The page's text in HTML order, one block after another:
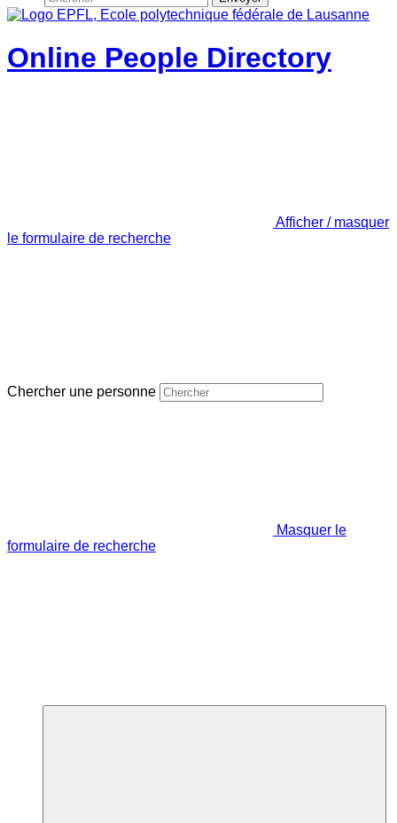
Online People Directory
Afficher / masquer
le formulaire de recherche
Chercher une personne
Masquer le
formulaire de recherche